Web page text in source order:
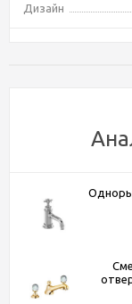
Дизайн
Защита от
Отверстий для
Тип подводки
Тип излива
Донный клапан